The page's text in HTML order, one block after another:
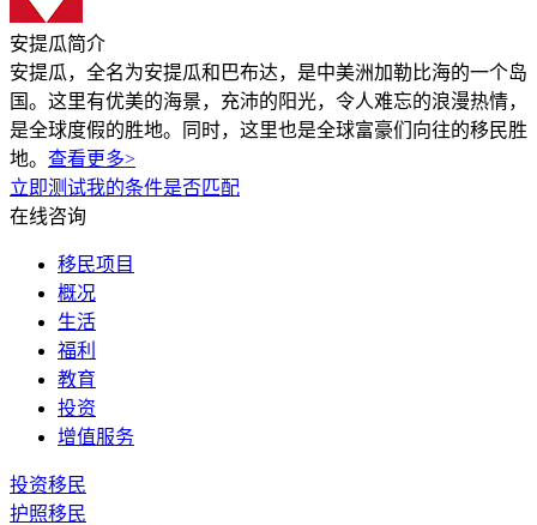
安提瓜简介
安提瓜，全名为安提瓜和巴布达，是中美洲加勒比海的一个岛
国。这里有优美的海景，充沛的阳光，令人难忘的浪漫热情，
是全球度假的胜地。同时，这里也是全球富豪们向往的移民胜
地。 查看更多>
立即测试我的条件是否匹配
在线咨询
移民项目
概况
生活
福利
教育
投资
增值服务
投资移民
护照移民